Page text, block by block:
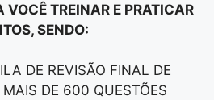
VOCÊ TREINAR E PRATICAR
SENDO:
DE REVISÃO FINAL DE
MAIS DE 600 QUESTÕES